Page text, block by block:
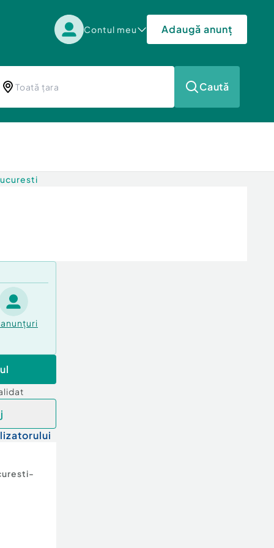
Contul meu Adaugă anunț
Caută
anunțuri